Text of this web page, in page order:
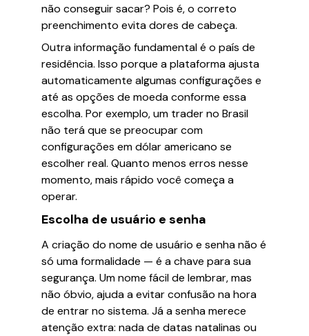
não conseguir sacar? Pois é, o correto
preenchimento evita dores de cabeça.
Outra informação fundamental é o país de
residência. Isso porque a plataforma ajusta
automaticamente algumas configurações e
até as opções de moeda conforme essa
escolha. Por exemplo, um trader no Brasil
não terá que se preocupar com
configurações em dólar americano se
escolher real. Quanto menos erros nesse
momento, mais rápido você começa a
operar.
Escolha de usuário e senha
A criação do nome de usuário e senha não é
só uma formalidade — é a chave para sua
segurança. Um nome fácil de lembrar, mas
não óbvio, ajuda a evitar confusão na hora
de entrar no sistema. Já a senha merece
atenção extra: nada de datas natalinas ou